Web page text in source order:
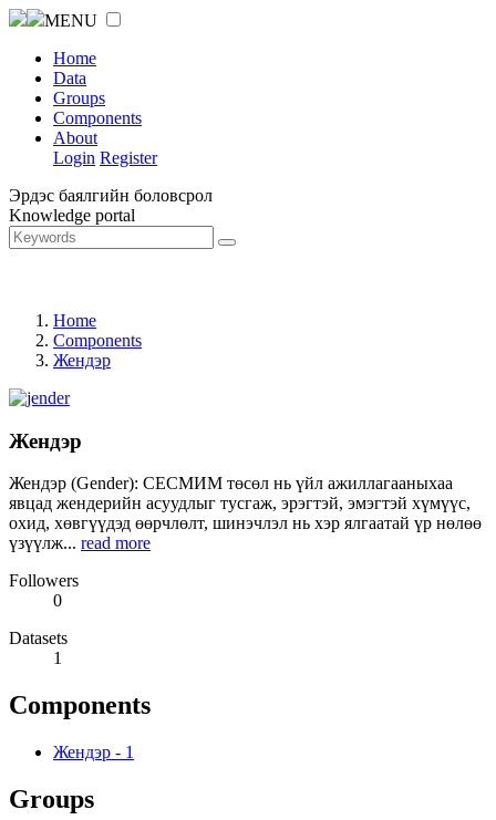
MENU
Home
Data
Groups
Components
About
Login Register
Эрдэс баялгийн боловсрол
Knowledge portal
Home
Components
Жендэр
Жендэр
Жендэр (Gender): СЕСМИМ төсөл нь үйл ажиллагааныхаа
явцад жендерийн асуудлыг тусгаж, эрэгтэй, эмэгтэй хүмүүс,
охид, хөвгүүдэд өөрчлөлт, шинэчлэл нь хэр ялгаатай үр нөлөө
үзүүлж... read more
Followers
0
Datasets
1
Components
Жендэр - 1
Groups